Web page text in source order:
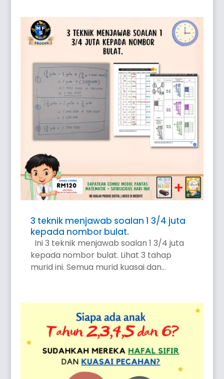
3 teknik menjawab soalan 1 3/4 juta
kepada nombor bulat.
Ini 3 teknik menjawab soalan 1 3/4 juta
kepada nombor bulat. Lihat 3 tahap
murid ini. Semua murid kuasai dan...